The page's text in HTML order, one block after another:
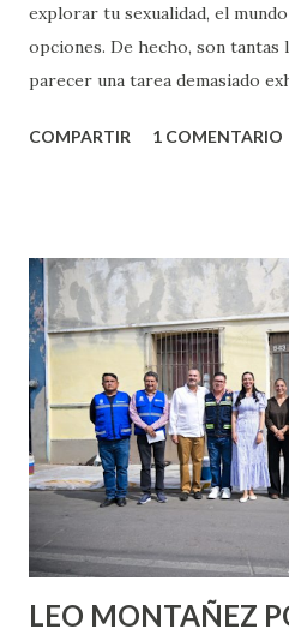
explorar tu sexualidad, el
opciones. De hecho, son tantas
parecer una tarea demasiado
partes de ti que jamás
conoces ni la mitad de lo que
quienes ya han tenido
o expertas en el tema. Siempre
aprender y nuevas experiencias
chica y aún no has tenido
pienses que el sexo será
experimentarlo, pero como
experiencia te dirá, siempre es
son suficientemen...
COMPARTIR 1 COMENTARIO
LEO MONTAÑEZ